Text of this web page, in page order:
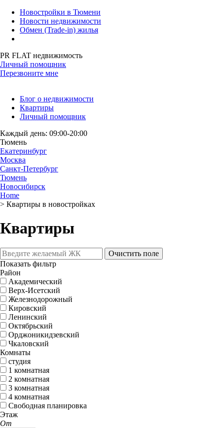
Новостройки в Тюмени
Новости недвижимости
Обмен (Trade-in) жилья
PR FLAT недвижимость
Личный помощник
Перезвоните мне
Блог о недвижимости
Квартиры
Личный помощник
Каждый день: 09:00-20:00
Тюмень
Екатеринбург
Москва
Санкт-Петербург
Тюмень
Новосибирск
Home
> Квартиры в новостройках
Квартиры
Очистить поле
Показать фильтр
Район
Академический
Верх-Исетский
Железнодорожный
Кировский
Ленинский
Октябрьский
Орджоникидзевский
Чкаловский
Комнаты
студия
1 комнатная
2 комнатная
3 комнатная
4 комнатная
Свободная планировка
Этаж
От